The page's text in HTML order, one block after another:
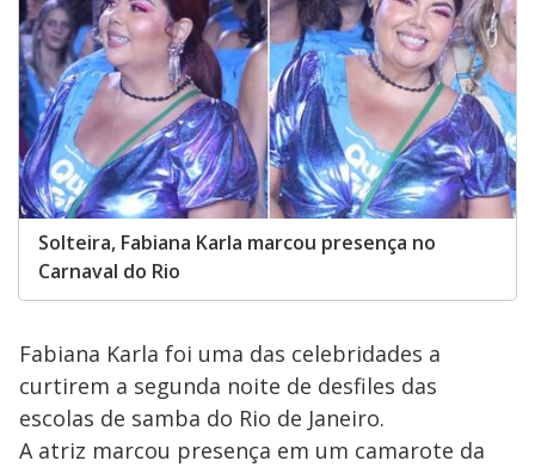
Solteira, Fabiana Karla marcou presença no
Carnaval do Rio
Fabiana Karla foi uma das celebridades a
curtirem a segunda noite de desfiles das
escolas de samba do Rio de Janeiro.
A atriz marcou presença em um camarote da